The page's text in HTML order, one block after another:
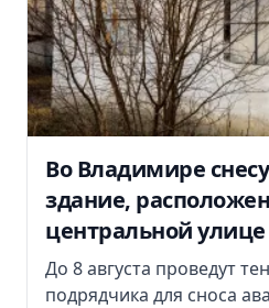
Во Владимире
здание,
центральной улице
До 8 августа проведут
подрядчика для сноса